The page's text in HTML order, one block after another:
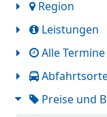
Region
Leistungen
Alle Termine
Preise und